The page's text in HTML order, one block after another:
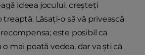
ideea jocului, creșteți
Lăsați-o să vă privească
este posibil ca
o mai poată vedea, dar va ști că